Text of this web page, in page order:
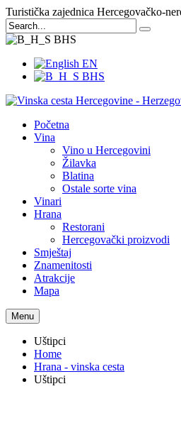
Turistička zajednica Hercegovačko-
BHS
EN
BHS
Početna
Vina
Vino u Hercegovini
Žilavka
Blatina
Ostale sorte vina
Vinari
Hrana
Restorani
Hercegovački proizvodi
Smještaj
Znamenitosti
Atrakcije
Mapa
Menu
Uštipci
Home
Hrana - vinska cesta
Uštipci